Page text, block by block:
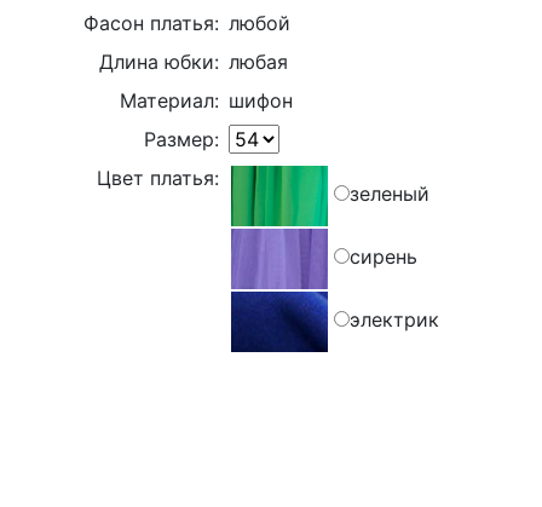
Фасон платья: любой
Длина юбки: любая
Материал: шифон
Размер:
Цвет платья:
зеленый
сирень
электрик